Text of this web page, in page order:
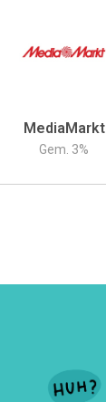
MediaMarkt
Gem. 3%